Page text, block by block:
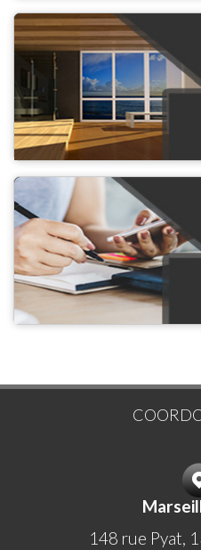
148 rue Pyat,